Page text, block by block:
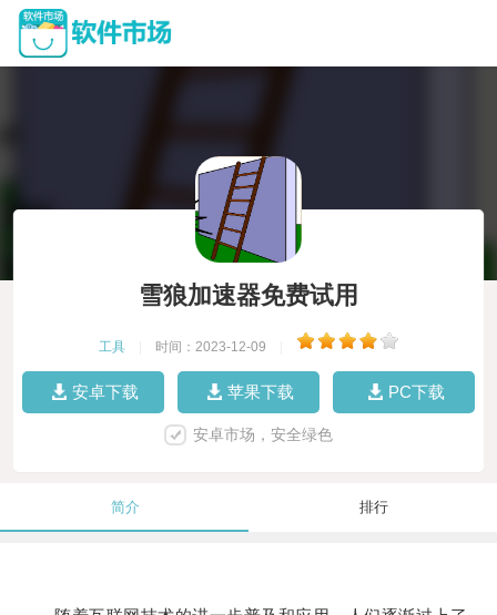
雪狼加速器免费试用
工具 时间：2023-12-09
安卓下载 苹果下载 PC下载
安卓市场，安全绿色
简介 排行